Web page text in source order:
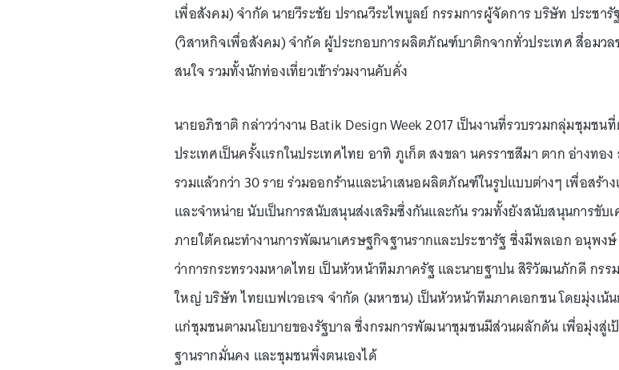
เพื่อสังคม) จำกัด นายวีระชัย ปราณวีระไพบูลย์ กรรมการผู้จัดการ บริษัท ประชา
(วิสาหกิจเพื่อสังคม) จำกัด ผู้ประกอบการผลิตภัณฑ์บาติกจากทั่วประเทศ สื่อมว
สนใจ รวมทั้งนักท่องเที่ยวเข้าร่วมงานคับคั่ง
นายอภิชาติ กล่าวว่างาน Batik Design Week 2017 เป็นงานที่รวบรวมกลุ่มชุมช
ประเทศเป็นครั้งแรกในประเทศไทย อาทิ ภูเก็ต สงขลา นครราชสีมา ตาก อ่างท
รวมแล้วกว่า 30 ราย ร่วมออกร้านและนำเสนอผลิตภัณฑ์ในรูปแบบต่างๆ เพื่อสร้า
และจำหน่าย นับเป็นการสนับสนุนส่งเสริมซึ่งกันและกัน รวมทั้งยังสนับสนุนการขับ
ภายใต้คณะทำงานการพัฒนาเศรษฐกิจฐานรากและประชารัฐ ซึ่งมีพลเอก อนุพง
ว่าการกระทรวงมหาดไทย เป็นหัวหน้าทีมภาครัฐ และนายฐาปน สิริวัฒนภักดี กรร
ใหญ่ บริษัท ไทยเบฟเวอเรจ จำกัด (มหาชน) เป็นหัวหน้าทีมภาคเอกชน โดยมุ่งเน้น
แก่ชุมชนตามนโยบายของรัฐบาล ซึ่งกรมการพัฒนาชุมชนมีส่วนผลักดัน เพื่อมุ่งสู่เ
ฐานรากมั่นคง และชุมชนพึ่งตนเองได้